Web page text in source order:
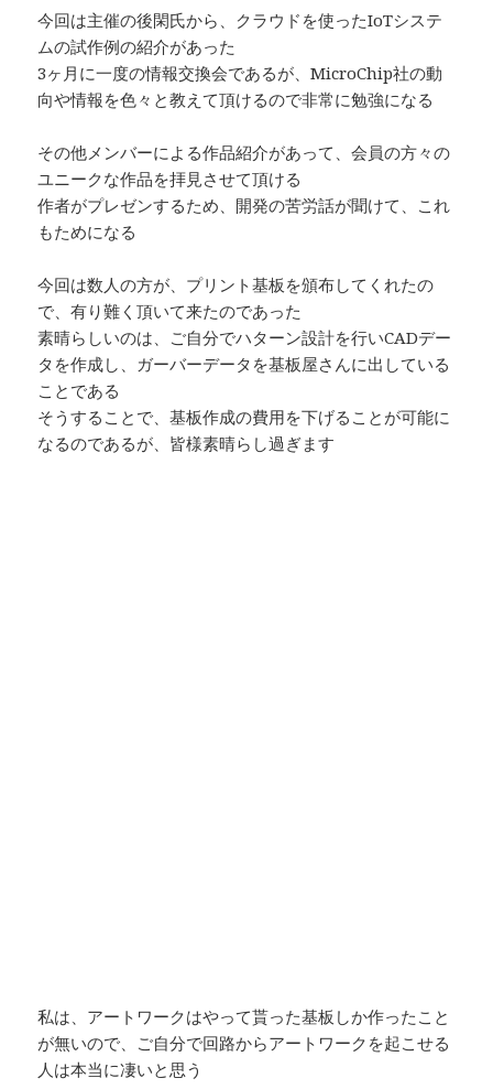
今回は主催の後閑氏から、クラウドを使ったIoTシステ
ムの試作例の紹介があった
3ヶ月に一度の情報交換会であるが、MicroChip社の動
向や情報を色々と教えて頂けるので非常に勉強になる
その他メンバーによる作品紹介があって、会員の方々の
ユニークな作品を拝見させて頂ける
作者がプレゼンするため、開発の苦労話が聞けて、これ
もためになる
今回は数人の方が、プリント基板を頒布してくれたの
で、有り難く頂いて来たのであった
素晴らしいのは、ご自分でハターン設計を行いCADデー
タを作成し、ガーバーデータを基板屋さんに出している
ことである
そうすることで、基板作成の費用を下げることが可能に
なるのであるが、皆様素晴らし過ぎます
私は、アートワークはやって貰った基板しか作ったこと
が無いので、ご自分で回路からアートワークを起こせる
人は本当に凄いと思う